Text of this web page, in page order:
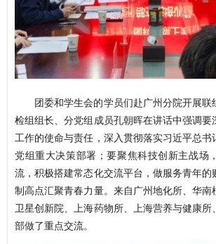
团委和学生会的学员们赴广州分院开展
检组组长、分党组成员孔朝晖在讲话中强调
工作的使命与责任，深入贯彻落实习近平总
党组重大决策部署；要聚焦科技创新主战场
流，积极搭建常态化交流平台，做服务青年
制高点汇聚青春力量。来自广州地化所、华南
卫星创新院、上海药物所、上海营养与健康
部做了重点交流。